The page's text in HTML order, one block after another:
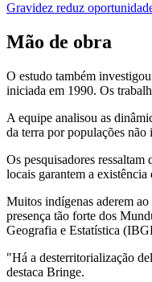
Gravidez reduz
Mão de obra
O estudo também
iniciada em 1990. Os
A equipe analisou as
da terra por populações não
Os pesquisadores ressaltam
locais garantem a
Muitos indígenas aderem
presença tão forte dos
Geografia e Estatística
"Há a desterritorialização
destaca Bringe.